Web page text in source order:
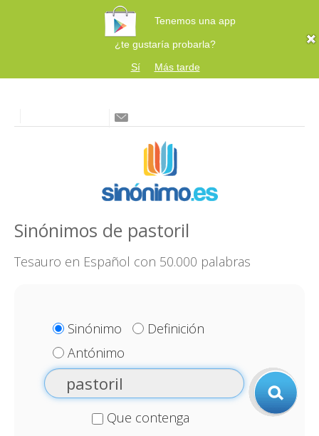
Tenemos una app
¿te gustaría probarla?
Sí
Más tarde
Sinónimos de pastoril
Tesauro en Español con 50.000 palabras
Sinónimo
Definición
Antónimo
Que contenga